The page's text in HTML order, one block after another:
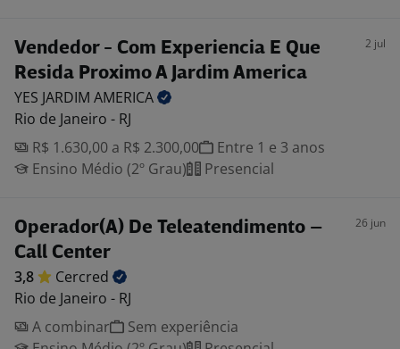
Vendedor - Com Experiencia E Que
Resida Proximo A Jardim America
2 jul
YES JARDIM AMERICA
Rio de Janeiro - RJ
R$ 1.630,00 a R$ 2.300,00
Entre 1 e 3 anos
Ensino Médio (2º Grau)
Presencial
Operador(A) De Teleatendimento –
Call Center
26 jun
3,8
Cercred
Rio de Janeiro - RJ
A combinar
Sem experiência